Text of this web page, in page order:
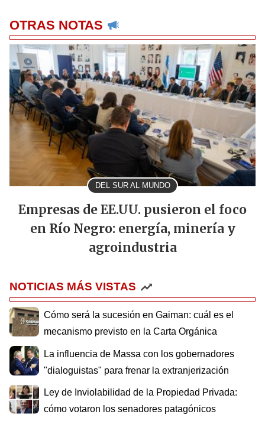
OTRAS NOTAS
DEL SUR AL MUNDO
Empresas de EE.UU. pusieron el foco
en Río Negro: energía, minería y
agroindustria
NOTICIAS MÁS VISTAS
Cómo será la sucesión en Gaiman: cuál es el
mecanismo previsto en la Carta Orgánica
La influencia de Massa con los gobernadores
"dialoguistas" para frenar la extranjerización
Ley de Inviolabilidad de la Propiedad Privada:
cómo votaron los senadores patagónicos